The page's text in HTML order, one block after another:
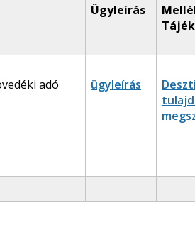
Ügyleírás
adó ügyleírás